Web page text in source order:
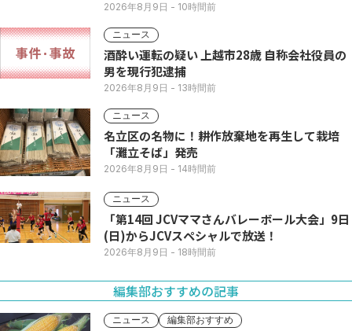
2026年8月9日 - 10時間前
ニュース
酒酔い運転の疑い 上越市28歳 自称会社役員の
男を現行犯逮捕
2026年8月9日 - 13時間前
ニュース
名立区の名物に！耕作放棄地を再生して栽培
「灘立そば」発売
2026年8月9日 - 14時間前
ニュース
「第14回 JCVママさんバレーボール大会」9日
(日)からJCVスペシャルで放送！
2026年8月9日 - 18時間前
編集部おすすめの記事
ニュース 編集部おすすめ